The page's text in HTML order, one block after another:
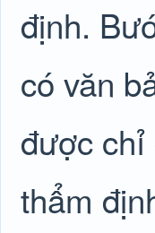
định.
có văn
được chỉ
thẩm